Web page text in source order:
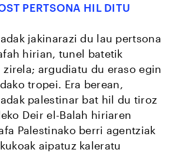
PERTSONA HIL DITU
jakinarazi du lau pertsona
hirian, tunel batetik
zirela; argudiatu du eraso egin
tropei. Era berean,
palestinar bat hil du tiroz
Deir el-Balah hiriaren
Palestinako berri agentziak
aipatuz kaleratu